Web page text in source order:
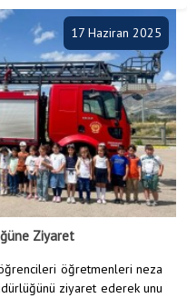
17 Haziran 2025
Ziyaret
öğretmenleri neza
ziyaret ederek unu